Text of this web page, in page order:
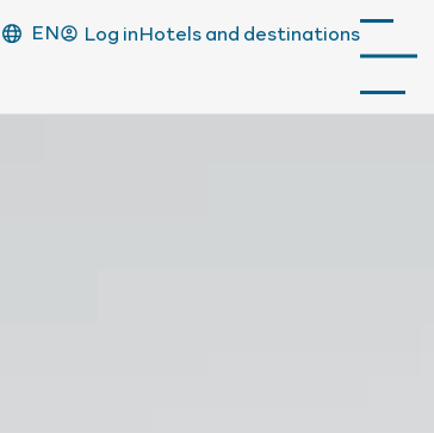
EN Log inHotels and destinations